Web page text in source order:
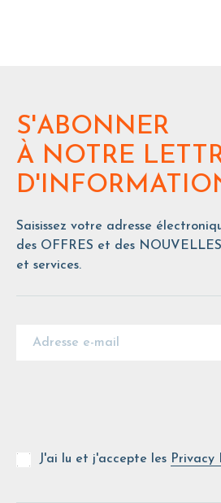
S'ABONNER
À NOTRE
Saisissez votre adresse
des OFFRES et des
et services.
J'ai lu et j'accepte les Privacy